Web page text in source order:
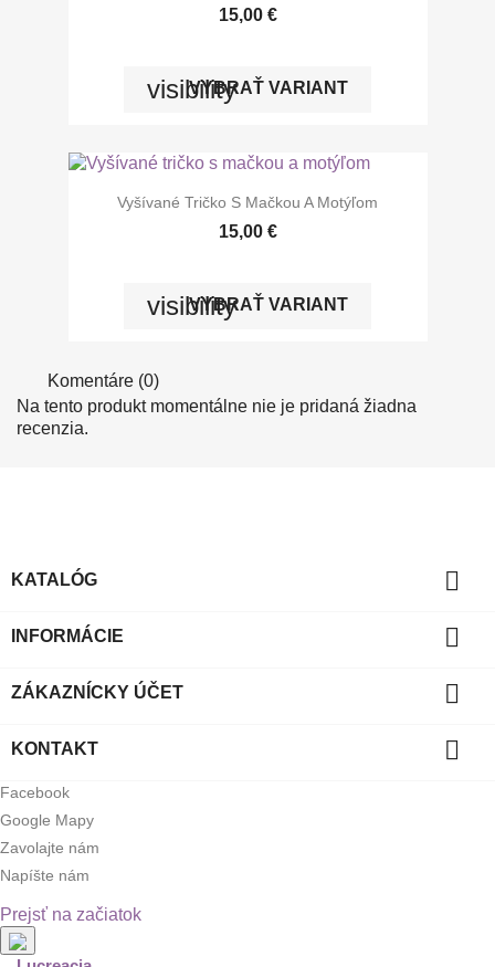
15,00 €
visibility
VYBRAŤ VARIANT
Vyšívané Tričko S Mačkou A Motýľom
15,00 €
visibility
VYBRAŤ VARIANT
Komentáre (0)
Na tento produkt momentálne nie je pridaná žiadna
recenzia.
KATALÓG 
INFORMÁCIE 
ZÁKAZNÍCKY ÚČET 
KONTAKT 
Facebook
Google Mapy
Zavolajte nám
Napíšte nám
Prejsť na začiatok